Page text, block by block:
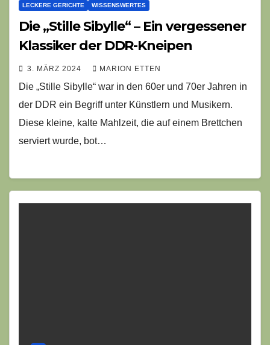
LECKERE GERICHTE
WISSENSWERTES
Die „Stille Sibylle“ – Ein vergessener
Klassiker der DDR-Kneipen
3. MÄRZ 2024 MARION ETTEN
Die „Stille Sibylle“ war in den 60er und 70er Jahren in
der DDR ein Begriff unter Künstlern und Musikern.
Diese kleine, kalte Mahlzeit, die auf einem Brettchen
serviert wurde, bot…